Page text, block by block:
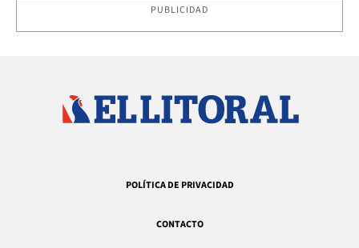
PUBLICIDAD
POLÍTICA DE PRIVACIDAD
CONTACTO